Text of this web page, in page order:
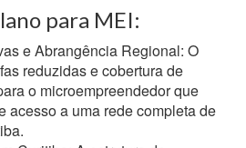
para MEI:
e Abrangência Regional: O
reduzidas e cobertura de
o microempreendedor que
acesso a uma rede completa de